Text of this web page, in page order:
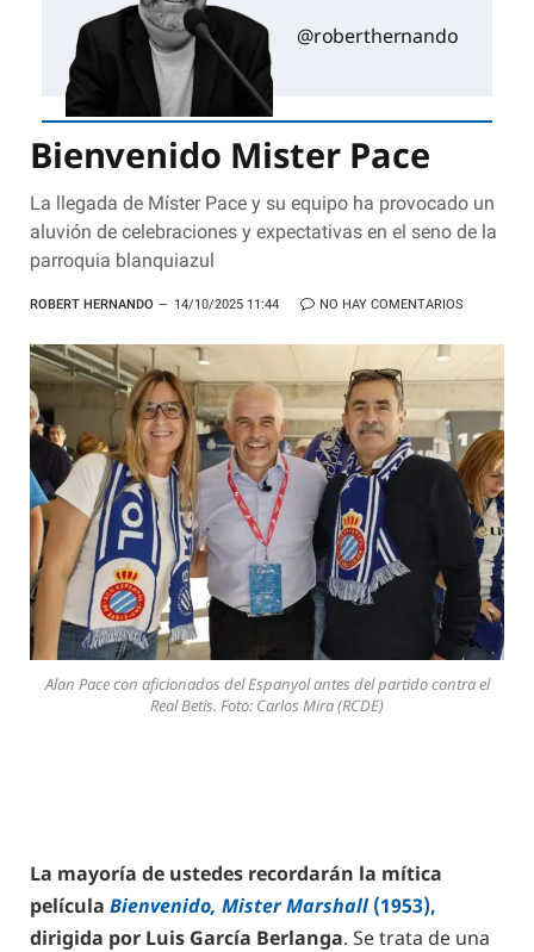
@roberthernando
Bienvenido Mister Pace
La llegada de Míster Pace y su equipo ha provocado un
aluvión de celebraciones y expectativas en el seno de la
parroquia blanquiazul
ROBERT HERNANDO 14/10/2025 11:44 NO HAY COMENTARIOS
Alan Pace con aficionados del Espanyol antes del partido contra el
Real Betis. Foto: Carlos Mira (RCDE)
La mayoría de ustedes recordarán la mítica
película Bienvenido, Mister Marshall (1953),
dirigida por Luis García Berlanga. Se trata de una